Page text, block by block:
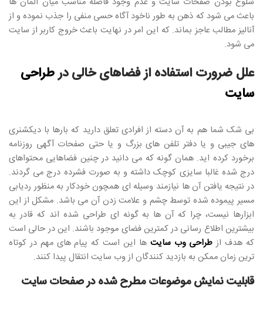
باعث می شود که ذهن به طور ناخود آگاه حسی منفی را جذب نموده و از
آنالیز مطالب عاجز بماند. که این امر در نهایت باعث خروج کاربر از سایت
می شود.
علل ضرورت استفاده از فضاهای خالی درطراحی
سایت
بی شک شما هم به آن دسته از افرادی تعلق دارید که بارها با دیکشنری
های جیبی و یا دفتر تلفن های بزرگ و یا حتی صفحات آگهی روزنامه
برخورد کرده اید. همان گونه که می دانید در چنین فضاهایی محتواهای
درج شده غالبا سایزی کوچک داشته و به صورت فشرده درج می گردند.
در نتیجه یافتن آن ها نیازمند وسیله ای همچون خودکار به منظور ردیابی
مسیر پیموده شده توسط چشم و علامت زدن آن می باشد. مشکل از این
ابزارها نیست، چرا که آن ها به گونه ای طراحی شده اند که قادر به
بیشترین اطلاع رسانی در کمترین فضای موجود باشند. این در حالی است
که هدف از طراحی وب سایت ها این است که پیام های مهم در کوتاه
ترین زمان ممکن به بازدید کنندگان از وب سایت انتقال پیدا کنند.
قابلیت نمایش موضوعات مطرح شده در صفحات سایت